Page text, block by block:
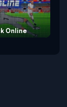
Online